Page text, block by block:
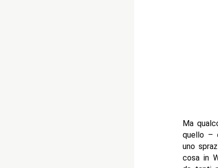
Ma
quello –
uno
cosa in